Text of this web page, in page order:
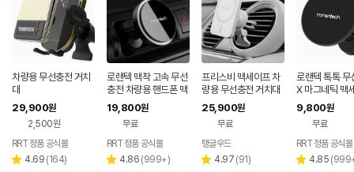
차량용 무선충전 거치
대
29,900원
2,500원
RRT 정품 공식몰
별 4.69 리
(164)
로랜텍 맥착 고속 무선
충전 차량용 핸드폰 맥
세이프 거치대 RM-11
19,800원
무료
RRT 정품 공식몰
별 4.86 리
(999+)
프리스비 맥세이프 차
량용 무선충전 거치대
송풍구형+대쉬보드형
(블랙,화이트)
25,900원
무료
탱글우드
별 4.97 리
(91)
로랜텍 톡톡 무
X 마그네틱 맥
차량용 핸드폰
9,800원
무료
RRT 정품 공식몰
별 4.85 리
(